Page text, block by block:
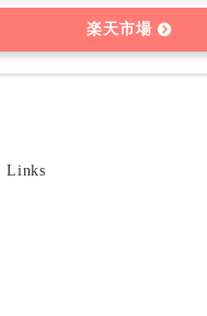
楽天市場
Links